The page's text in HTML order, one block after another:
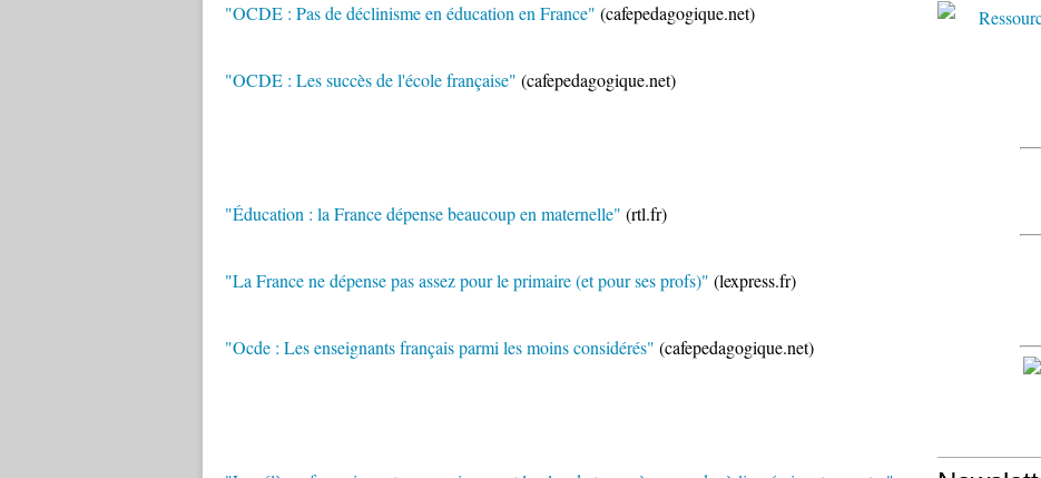
"OCDE : Pas de déclinisme en éducation en France" (cafepedagogique.net)
"OCDE : Les succès de l'école française" (cafepedagogique.net)
"Éducation : la France dépense beaucoup en maternelle" (rtl.fr)
"La France ne dépense pas assez pour le primaire (et pour ses profs)" (lexpress.fr)
"Ocde : Les enseignants français parmi les moins considérés" (cafepedagogique.net)